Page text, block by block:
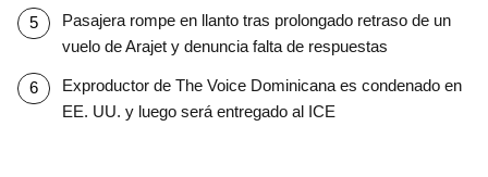
Pasajera rompe en llanto tras prolongado retraso de un
vuelo de Arajet y denuncia falta de respuestas
Exproductor de The Voice Dominicana es condenado en
EE. UU. y luego será entregado al ICE